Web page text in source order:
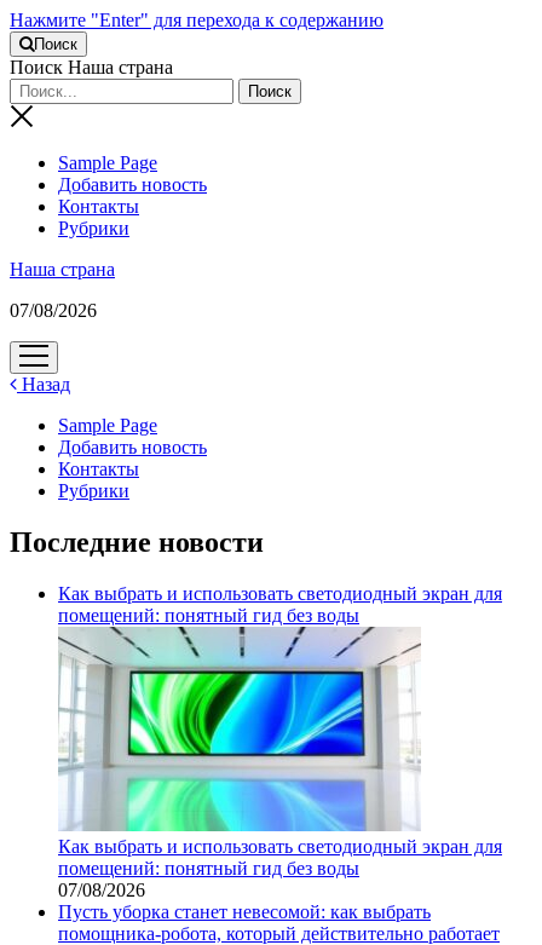
Нажмите "Enter" для перехода к содержанию
Поиск
Поиск Наша страна
Sample Page
Добавить новость
Контакты
Рубрики
Наша страна
07/08/2026
открыть
меню
Назад
Sample Page
Добавить новость
Контакты
Рубрики
Последние новости
Как выбрать и использовать светодиодный экран для
помещений: понятный гид без воды
Как выбрать и использовать светодиодный экран для
помещений: понятный гид без воды
07/08/2026
Пусть уборка станет невесомой: как выбрать
помощника‑робота, который действительно работает